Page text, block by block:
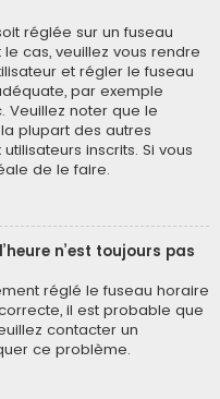
réglée sur un fuseau
cas, veuillez vous rendre
et régler le fuseau
par exemple
Veuillez noter que le
plupart des autres
inscrits. Si vous
de le faire.
n’est toujours pas
réglé le fuseau horaire
il est probable que
contacter un
ce problème.